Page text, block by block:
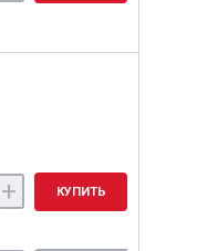
+ КУПИТЬ